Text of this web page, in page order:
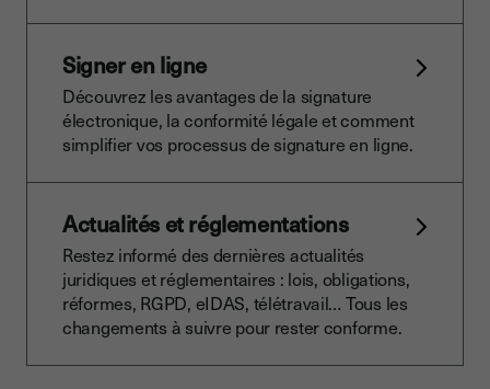
Signer en ligne
Découvrez les avantages de la signature
électronique, la conformité légale et comment
simplifier vos processus de signature en ligne.
Actualités et réglementations
Restez informé des dernières actualités
juridiques et réglementaires : lois, obligations,
réformes, RGPD, eIDAS, télétravail… Tous les
changements à suivre pour rester conforme.